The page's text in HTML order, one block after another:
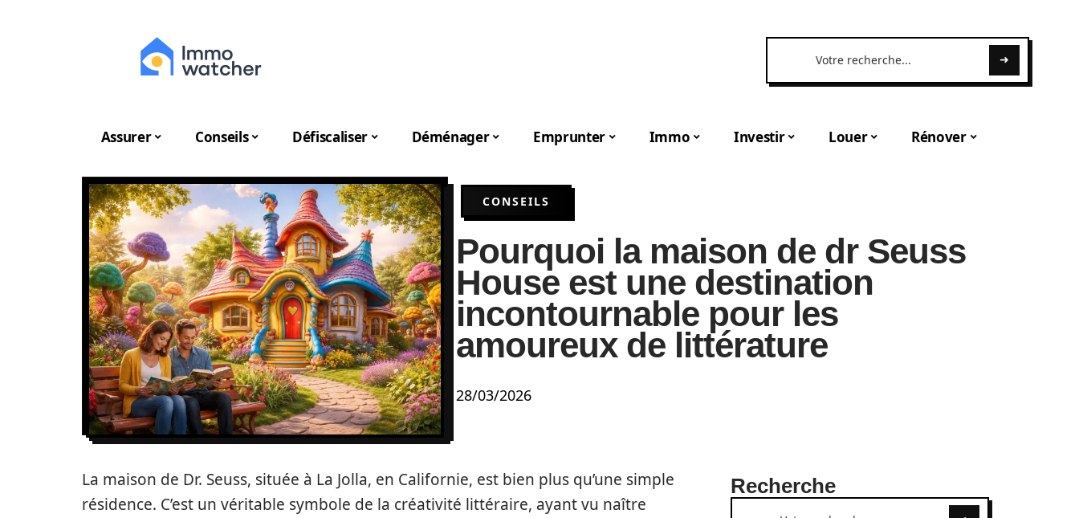
Assurer Conseils Défiscaliser Déménager Emprunter Immo Investir Louer Rénover
CONSEILS
Pourquoi la maison de dr Seuss
House est une destination
incontournable pour les
amoureux de littérature
28/03/2026
La maison de Dr. Seuss, située à La Jolla, en Californie, est bien plus qu’une simple
résidence. C’est un véritable symbole de la créativité littéraire, ayant vu naître
Recherche